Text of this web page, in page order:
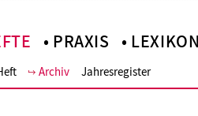
PRAXIS LEXIKON
Archiv Jahresregister